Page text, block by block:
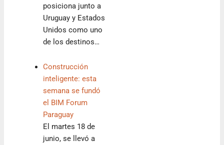
posiciona junto a
Uruguay y Estados
Unidos como uno
de los destinos…
Construcción
inteligente: esta
semana se fundó
el BIM Forum
Paraguay
El martes 18 de
junio, se llevó a